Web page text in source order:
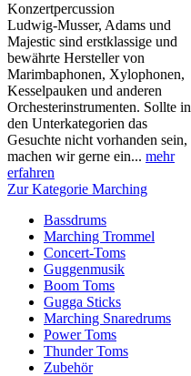
Konzertpercussion
Ludwig-Musser, Adams und
Majestic sind erstklassige und
bewährte Hersteller von
Marimbaphonen, Xylophonen,
Kesselpauken und anderen
Orchesterinstrumenten. Sollte in
den Unterkategorien das
Gesuchte nicht vorhanden sein,
machen wir gerne ein... mehr
erfahren
Zur Kategorie Marching
Bassdrums
Marching Trommel
Concert-Toms
Guggenmusik
Boom Toms
Gugga Sticks
Marching Snaredrums
Power Toms
Thunder Toms
Zubehör